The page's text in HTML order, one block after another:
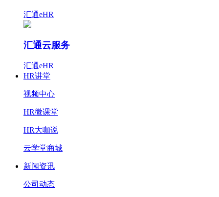
汇通eHR
汇通云服务
汇通eHR
HR讲堂
视频中心
HR微课堂
HR大咖说
云学堂商城
新闻资讯
公司动态